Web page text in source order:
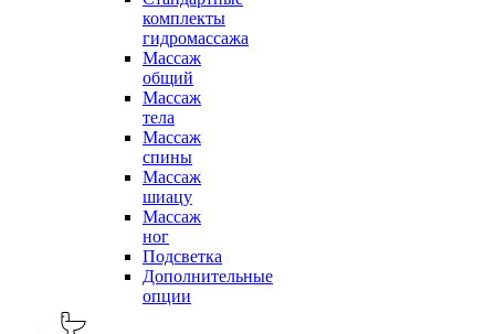
комплекты
гидромассажа
Массаж
общий
Массаж
тела
Массаж
спины
Массаж
шиацу
Массаж
ног
Подсветка
Дополнительные
опции